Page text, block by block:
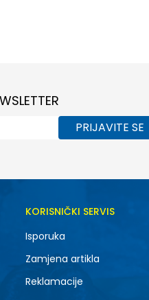
PRIJAVITE SE
KORISNIČKI SERVIS
Isporuka
Zamjena artikla
Reklamacije